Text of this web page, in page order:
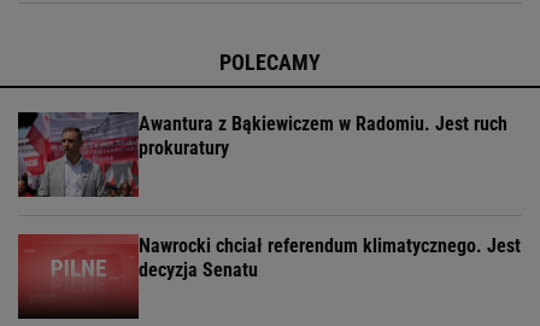
POLECAMY
Awantura z Bąkiewiczem w Radomiu. Jest ruch
prokuratury
Nawrocki chciał referendum klimatycznego. Jest
decyzja Senatu